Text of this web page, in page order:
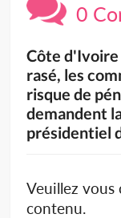
0
Côte d'Ivoire
rasé, les
risque de
demandent
présidentiel
Veuillez
contenu.